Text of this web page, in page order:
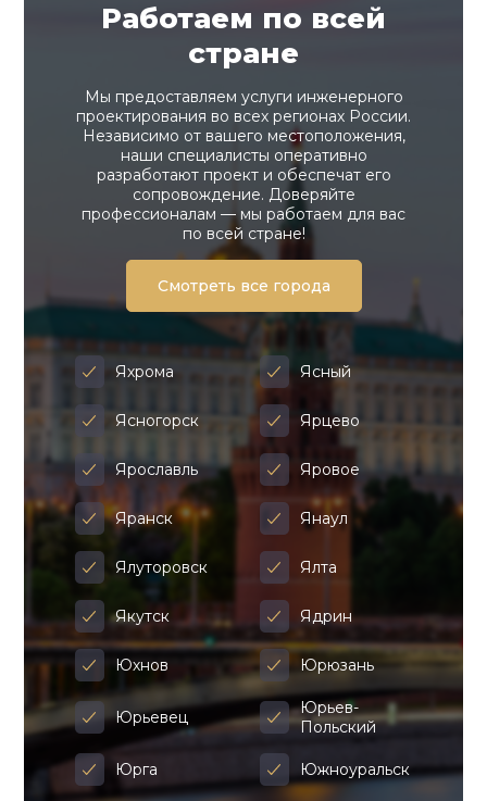
Работаем по всей
стране
Мы предоставляем услуги инженерного
проектирования во всех регионах России.
Независимо от вашего местоположения,
наши специалисты оперативно
разработают проект и обеспечат его
сопровождение. Доверяйте
профессионалам — мы работаем для вас
по всей стране!
Смотреть все города
Яхрома Ясный
Ясногорск Ярцево
Ярославль Яровое
Яранск Янаул
Ялуторовск Ялта
Якутск Ядрин
Юхнов Юрюзань
Юрьевец
Юрьев-
Польский
Юрга Южноуральск